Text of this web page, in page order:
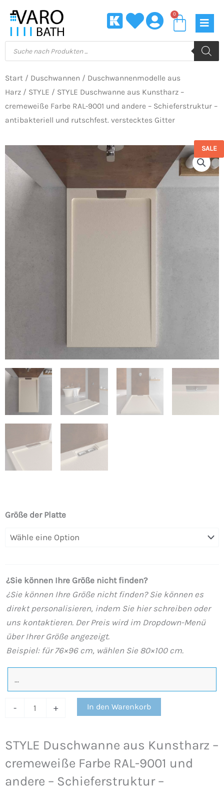
Inhalt
springen
0
€189.72
Products
search
Start / Duschwannen / Duschwannenmodelle aus
Harz / STYLE / STYLE Duschwanne aus Kunstharz –
cremeweiße Farbe RAL-9001 und andere – Schieferstruktur –
antibakteriell und rutschfest. verstecktes Gitter
SALE
STYLE Duschwanne aus Kunstharz –
cremeweiße Farbe RAL-9001 und
andere – Schieferstruktur –
Größe der Platte
¿Sie können Ihre Größe nicht finden?
¿Sie können Ihre Größe nicht finden? Sie können es
direkt personalisieren, indem Sie hier schreiben oder
uns kontaktieren. Der Preis wird im Dropdown-Menü
über Ihrer Größe angezeigt.
Beispiel: für 76×96 cm, wählen Sie 80×100 cm.
-
STYLE
aus
cremeweiße
Farbe
RAL-
9001
und
andere
–
Schieferstruktur
antibakteriell
verstecktes
Gitter
Menge
+ In den Warenkorb